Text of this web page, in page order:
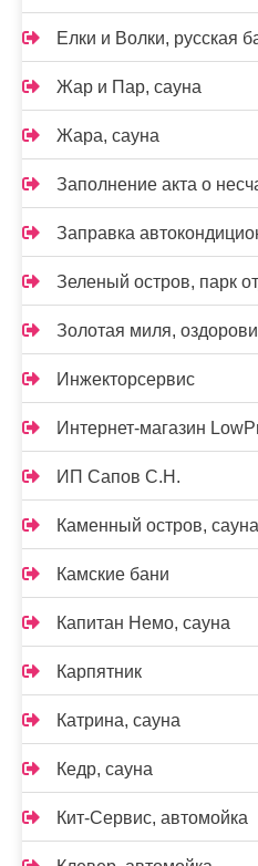
Елки и Волки, русская
Жар и Пар, сауна
Жара, сауна
Заполнение акта о
Заправка
Зеленый остров, парк
Золотая миля,
Инжекторсервис
Интернет-магазин
ИП Сапов С.Н.
Каменный остров, сауна
Камские бани
Капитан Немо, сауна
Карпятник
Катрина, сауна
Кедр, сауна
Кит-Сервис, автомойка